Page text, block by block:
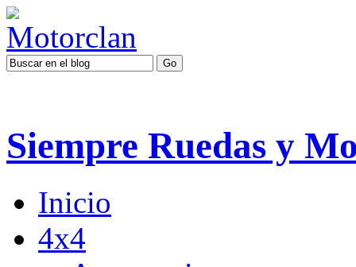
Siempre Ruedas y
Inicio
4x4